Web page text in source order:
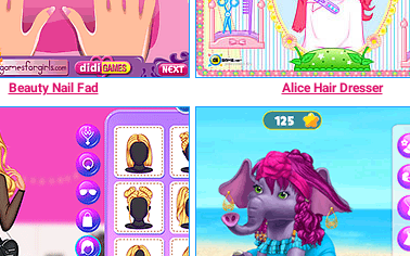
Beauty Nail Fad Alice Hair Dresser